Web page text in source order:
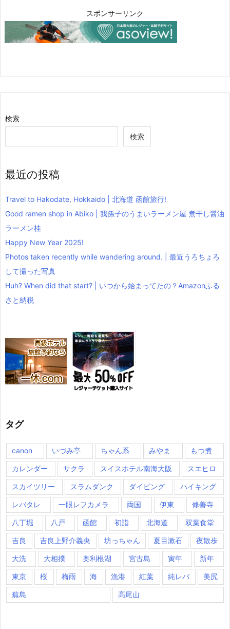
スポンサーリンク
検索
検索
最近の投稿
Travel to Hakodate, Hokkaido | 北海道 函館旅行!
Good ramen shop in Abiko | 我孫子のうまいラーメン屋 煮干し醤油
ラーメン桂
Happy New Year 2025!
Photos taken recently while wandering around. | 最近うろちょろ
して撮った写真
Huh? When did that start? | いつから始まってたの？Amazonふる
さと納税
タグ
canon いづみ亭 ちゃん系 みやま もつ煮
カレンダー サクラ スイスホテル南海大阪 スエヒロ
スカイツリー スラムダンク ダイビング ハイキング
レバタレ 一眼レフカメラ 両国 伊東 修善寺
八丁堀 八戸 函館 初詣 北海道 双葉食堂
吉良 吉良上野介義央 坊っちゃん 夏目漱石 夜散歩
大洗 大相撲 奥利根湖 宮古島 寅年 新年
東京 桜 梅雨 海 漁港 紅葉 純レバ 美尻
蕪島 高尾山